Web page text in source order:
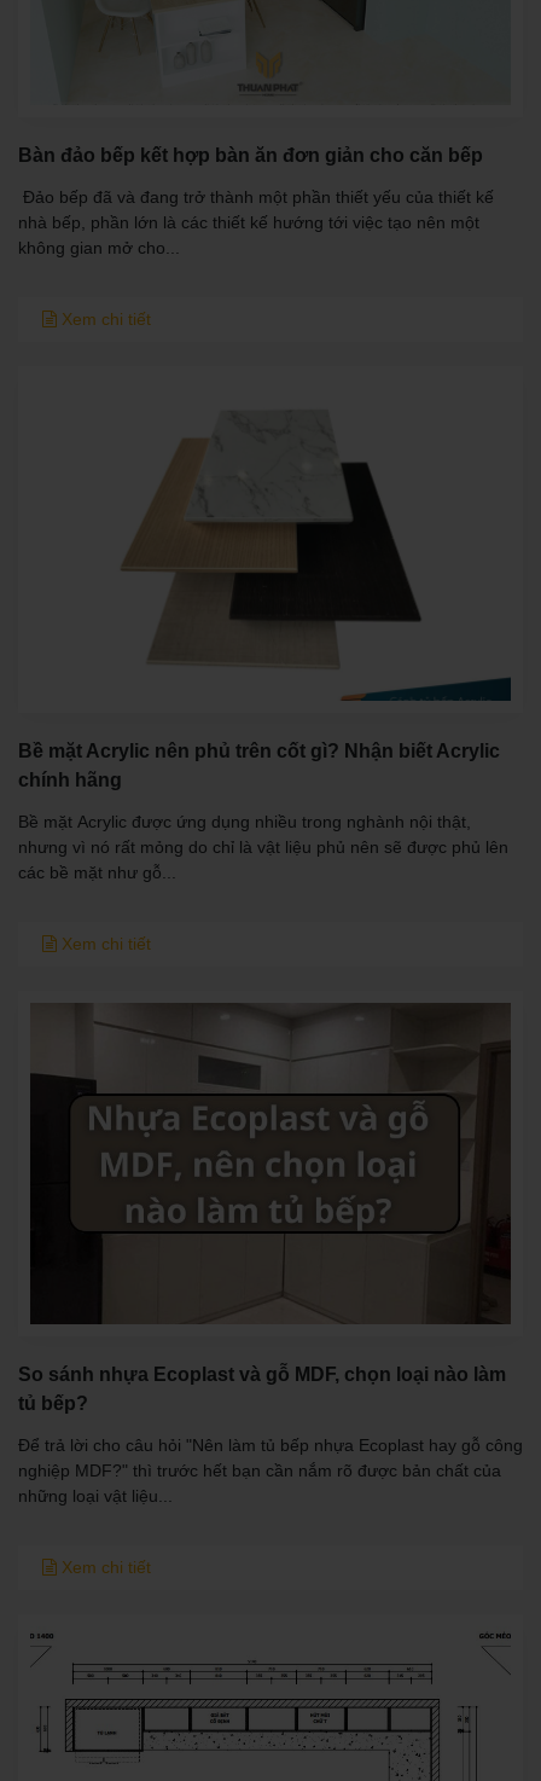
Bàn đảo bếp kết hợp bàn ăn đơn giản cho căn bếp
​ Đảo bếp đã và đang trở thành một phần thiết yếu của thiết kế
nhà bếp, phần lớn là các thiết kế hướng tới việc tạo nên một
không gian mở cho...
Xem chi tiết
Bề mặt Acrylic nên phủ trên cốt gì? Nhận biết Acrylic
chính hãng
Bề mặt Acrylic được ứng dụng nhiều trong nghành nội thật,
nhưng vì nó rất mỏng do chỉ là vật liệu phủ nên sẽ được phủ lên
các bề mặt như gỗ...
Xem chi tiết
So sánh nhựa Ecoplast và gỗ MDF, chọn loại nào làm
tủ bếp?
Để trả lời cho câu hỏi "Nên làm tủ bếp nhựa Ecoplast hay gỗ công
nghiệp MDF?" thì trước hết bạn cần nắm rõ được bản chất của
những loại vật liệu...
Xem chi tiết